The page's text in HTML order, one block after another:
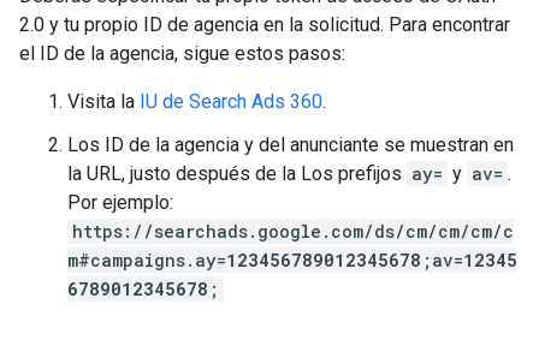
2.0 y tu propio ID de agencia en la solicitud. Para encontrar
el ID de la agencia, sigue estos pasos:
Visita la IU de Search Ads 360.
Los ID de la agencia y del anunciante se muestran en
la URL, justo después de la Los prefijos ay= y av= .
Por ejemplo:
https://searchads.google.com/ds/cm/cm/cm/c
m#campaigns.ay=123456789012345678 ;av=12345
6789012345678 ;